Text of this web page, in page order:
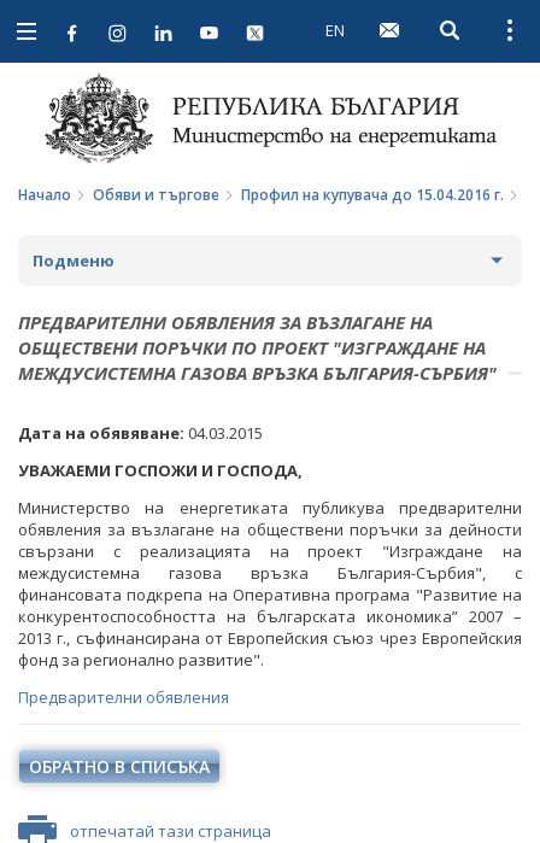
Open
navigation
EN Open
Начало Обяви и търгове Профил на купувача до 15.04.2016 г.
Подменю
ПРОФИЛ НА КУПУВАЧА
ВЪТРЕШНИ ПРАВИЛА И ДОКУМЕНТИ
ПАЗАРНИ КОНСУЛТАЦИИ
СТАНОВИЩА НА АОП
ОБЯВЛЕНИЯ ЗА ПРЕДВАРИТЕЛНА ИНФОРМАЦИЯ
ПРОФИЛ НА КУПУВАЧА ДО 15.04.2016 Г.
ПРОЦЕДУРИ
ПУБЛИЧНИ ПОКАНИ
ПОКАНИ
ОБЯВЛЕНИЯ ЗА ПРЕДВАРИТЕЛНА ИНФОРМАЦИЯ
ПРЕДВАРИТЕЛЕН КОНТРОЛ
СТАНОВИЩА НА АОП ПО ЗАПИТВАНИЯ
ОБЯВИ И ТЪРГОВЕ
ОБЩЕСТВЕНИ ПОРЪЧКИ ДО 2014 Г.
ТЪРГОВЕ
ПРЕДВАРИТЕЛНИ ОБЯВЛЕНИЯ ЗА ВЪЗЛАГАНЕ НА
ОБЩЕСТВЕНИ ПОРЪЧКИ ПО ПРОЕКТ "ИЗГРАЖДАНЕ НА
МЕЖДУСИСТЕМНА ГАЗОВА ВРЪЗКА БЪЛГАРИЯ-СЪРБИЯ"
Дата на обявяване: 04.03.2015
УВАЖАЕМИ ГОСПОЖИ И ГОСПОДА,
Министерство на енергетиката публикува предварителни
обявления за възлагане на обществени поръчки за дейности
свързани с реализацията на проект "Изграждане на
междусистемна газова връзка България-Сърбия", с
финансовата подкрепа на Оперативна програма "Развитие на
конкурентоспособността на българската икономика” 2007 –
2013 г., съфинансирана от Европейския съюз чрез Европейския
фонд за регионално развитие".
Предварителни обявления
ОБРАТНО В СПИСЪКА
отпечатай тази страница